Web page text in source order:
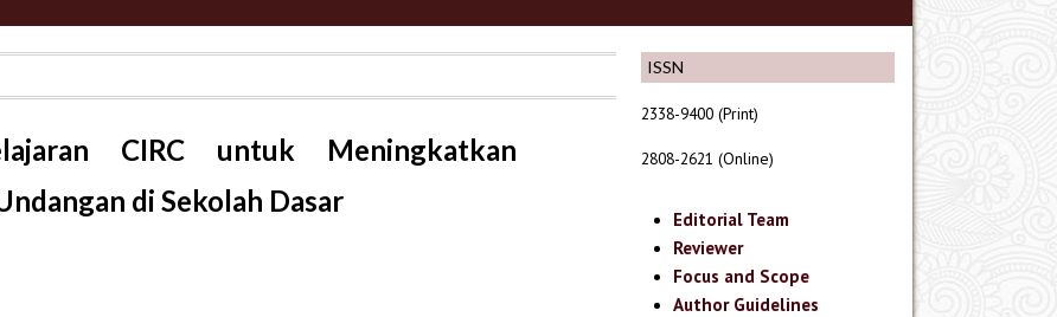
ISSN
2338-9400 (Print)
2808-2621 (Online)
Editorial Team
Reviewer
Focus and Scope
Author Guidelines
CIRC untuk Meningkatkan
di Sekolah Dasar